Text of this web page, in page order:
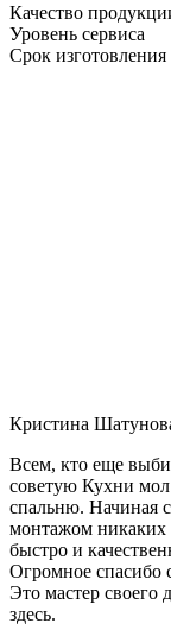
Качество
Уровень сервиса
Срок изготовления
Кристина
Всем, кто еще
советую Кухни
спальню. Начиная
монтажом никаких
быстро и
Огромное спасибо
Это мастер своего
здесь.